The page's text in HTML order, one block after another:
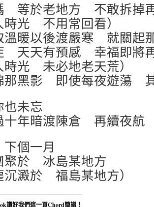
等於老地方 不敢拆掉
時光 不用常回看）
溫暖以後渡嚴寒 就關起
天天有預感 幸福即將
時光 未必地老天荒）
那黑影 即使每夜遊蕩
也未忘
十年暗渡陳倉 再續夜航
個一月
聚於 冰島某地方
沉澱於 福島某地方）
讚好我們這一頁Chord簡譜！